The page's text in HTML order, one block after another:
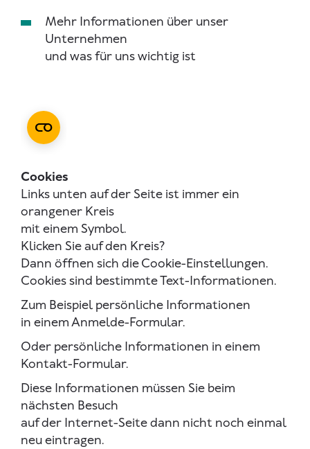
Mehr Informationen über unser
Unternehmen
und was für uns wichtig ist
Cookies
Links unten auf der Seite ist immer ein
orangener Kreis
mit einem Symbol.
Klicken Sie auf den Kreis?
Dann öffnen sich die Cookie-Einstellungen.
Cookies sind bestimmte Text-Informationen.
Zum Beispiel persönliche Informationen
in einem Anmelde-Formular.
Oder persönliche Informationen in einem
Kontakt-Formular.
Diese Informationen müssen Sie beim
nächsten Besuch
auf der Internet-Seite dann nicht noch einmal
neu eintragen.